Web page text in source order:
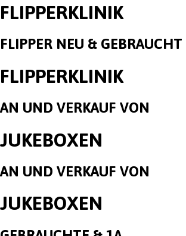
FLIPPERKLINIK
FLIPPER NEU & GEBRAUCHT
FLIPPERKLINIK
AN UND VERKAUF VON
JUKEBOXEN
AN UND VERKAUF VON
JUKEBOXEN